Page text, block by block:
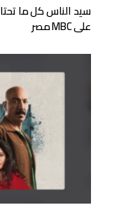
سيد الناس كل ما
على MBC مصر